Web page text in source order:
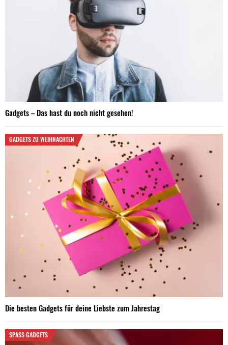
Gadgets – Das hast du noch nicht gesehen!
GADGETS ZU WEIHNACHTEN
Die besten Gadgets für deine Liebste zum Jahrestag
SPASS GADGETS